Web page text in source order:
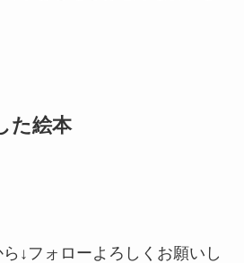
た絵本
↓フォローよろしくお願いし